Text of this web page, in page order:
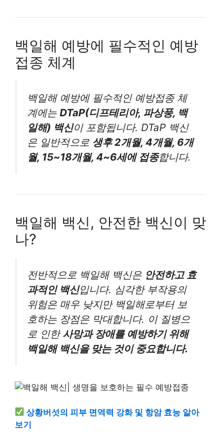
백일해 예방에 필수적인 예방
접종 체계
백일해 예방에 필수적인 예방접종 체
계에는 DTaP(디프테리아, 파상풍, 백
일해) 백신이 포함됩니다. DTaP 백신
은 일반적으로 생후 2개월, 4개월, 6개
월, 15~18개월, 4~6세에 접종합니다.
백일해 백신, 안전한 백신이 맞
나?
전반적으로 백일해 백신은 안전하고 효
과적인 백신입니다. 심각한 부작용의
위험은 매우 낮지만 백일해로부터 보
호하는 장점은 막대합니다. 이 질병으
로 인한 사망과 장애를 예방하기 위해
백일해 백신을 맞는 것이 중요합니다.
상황버섯의 피부 면역력 강화 및 항암 효능 알아
보기